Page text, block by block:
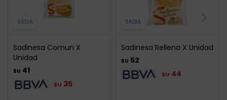
SADIA
Sadinesa Comun X
Unidad
$U 41
$U 35
SADIA
Sadinesa Rellena X Unidad
$U 52
$U 44